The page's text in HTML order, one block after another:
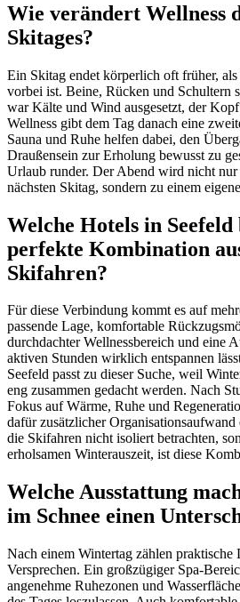
Wie verändert Wellness
Skitages?
Ein Skitag endet körperlich oft früher,
vorbei ist. Beine, Rücken und Schultern
war Kälte und Wind ausgesetzt, der
Wellness gibt dem Tag danach eine
Sauna und Ruhe helfen dabei, den
Draußensein zur Erholung bewusst zu
Urlaub runder. Der Abend wird nicht nur
nächsten Skitag, sondern zu einem
Welche Hotels in Seefeld
perfekte Kombination
Skifahren?
Für diese Verbindung kommt es auf
passende Lage, komfortable
durchdachter Wellnessbereich und eine
aktiven Stunden wirklich entspannen
Seefeld passt zu dieser Suche, weil
eng zusammen gedacht werden. Nach
Fokus auf Wärme, Ruhe und
dafür zusätzlicher Organisationsaufwand
die Skifahren nicht isoliert betrachten,
erholsamen Winterauszeit, ist diese
Welche Ausstattung
im Schnee einen
Nach einem Wintertag zählen praktische
Versprechen. Ein großzügiger Spa-
angenehme Ruhezonen und